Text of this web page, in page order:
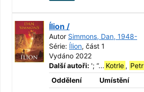
Ílion /
Autor Simmons, Dan, 1948-
Série: Ílion, část 1
Vydáno 2022
Další autoři: '; “... Kotrle , Petr
Oddělení
Umístění